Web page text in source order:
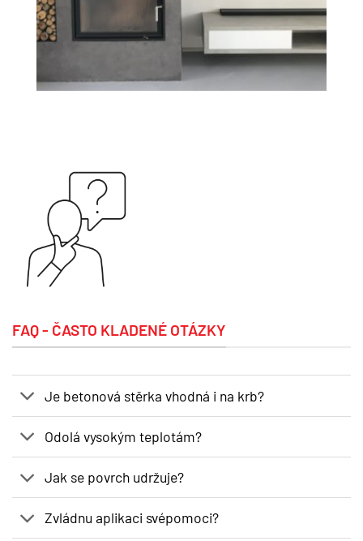
FAQ - ČASTO KLADENÉ OTÁZKY
Je betonová stěrka vhodná i na krb?
Odolá vysokým teplotám?
Jak se povrch udržuje?
Zvládnu aplikaci svépomoci?